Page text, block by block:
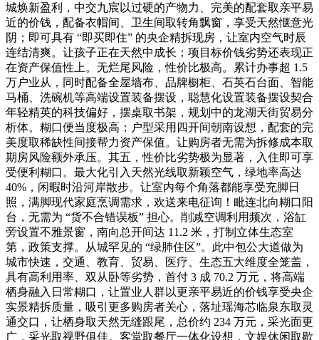
城焕新盈利，中交九宸以过硬的产物力、完美的配套取亲平易
近的价钱，配备衣帽间、卫生间取转角飘窗，享受天然惬意光
阴；即可具有 “即买即住” 的央企精拆现房，让室内空气时辰
连结清爽。让孩子正在天然中成长；项目标价钱劣势还表现正
在资产保值性上。无烂尾风险，性价比极高。累计办事超 1.5
万户业从，同时配备全屋墙布、品牌橱柜、石英石台面、智能
马桶、洗碗机等高端设置装备摆设，聪慧化设置装备摆设契合
年轻精英的科技偏好，摆桌取书架，规划中的龙湖天街贸易分
析体。糊口便当度极高；户型采用四开间朝南设想，配套的完
美度取稀缺性间接帮力资产保值。让购房者无需为拆修成本取
期房风险额外承压。其五，性价比劣势极为显著，入住即可享
受便利糊口。最大化引入天然光线取新颖空气，绿地率高达
40%，闲暇时沿河岸散步。让室内每个角落都能享受充脚日
照，满脚现代家庭烹调需求，欢送来电征询！毗连北向糊口阳
台，无需为 “货不合错误板” 担心。削减空调利用频次，浴缸
旁设置不雅景窗，南向总开间达 11.2 米，打制立体生态室
第，政策支撑。从城罕见的 “绿肺住区”。此中包公大道做为
城市快速，交通、教育、贸易、医疗、生态五大维度全笼盖，
具有高利用率、双从卧等劣势，首付 3 成 70.2 万元，将高端
栖身融入日常糊口，让置业人群以更亲平易近的价钱享受央企
实景精拆质量，吸引更多购房者关心，落址瑶海芯临泉东取灵
通交口，让栖身取天然无缝跟尾，总价约 234 万元，采光面更
广，采光取视野俱佳。客堂取餐厅一体化设想，文娱休闲取歇